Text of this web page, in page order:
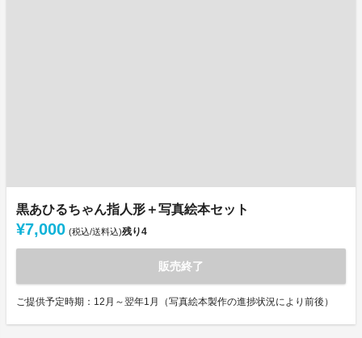
黒あひるちゃん指人形＋写真絵本セット
¥7,000 (税込/送料込)残り4
販売終了
ご提供予定時期：12月～翌年1月（写真絵本製作の進捗状況により前後）